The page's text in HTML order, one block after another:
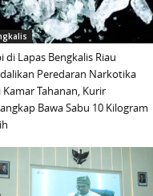
di Lapas Bengkalis Riau
Peredaran Narkotika
Kamar Tahanan, Kurir
Bawa Sabu 10 Kilogram